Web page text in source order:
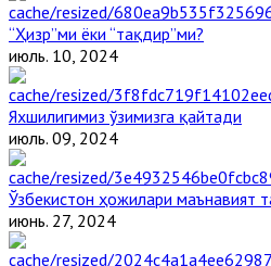
“Ҳизр”ми ёки “тақдир”ми?
июль. 10, 2024
Яхшилигимиз ўзимизга қайтади
июль. 09, 2024
Ўзбекистон ҳожилари маънавият
июнь. 27, 2024